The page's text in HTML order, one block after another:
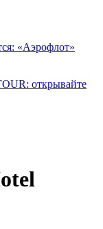
«Аэрофлот»
открывайте